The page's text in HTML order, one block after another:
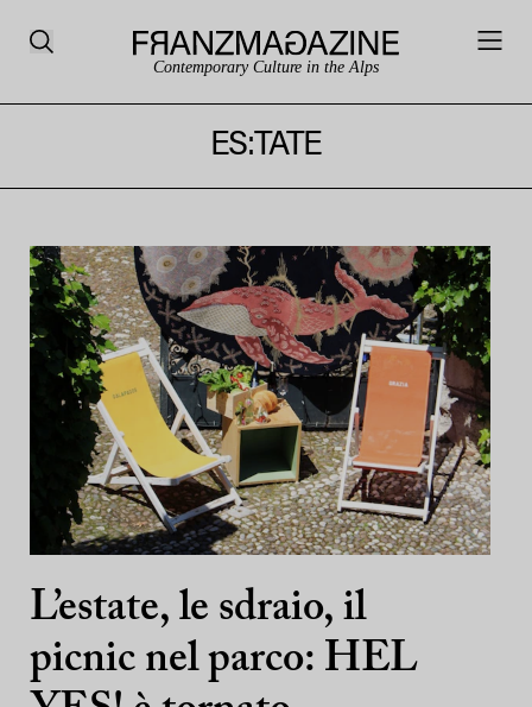
Contemporary Culture in the Alps
ES:TATE
L’estate, le sdraio, il
picnic nel parco: HEL